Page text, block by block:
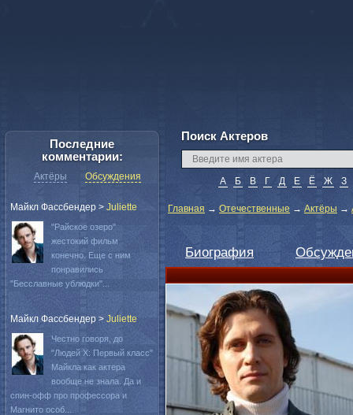
Поиск Актеров
А Б В Г Д Е Ё Ж З
Главная → Отечественные → Актёры →
Биография
Последние
комментарии:
Актёры Обсуждения
Майкл Фассбендер > Juliette
"Райское озеро"
жестокий фильм
конечно. Еще с ним
понравились
"Бесславные ублюдки"...
Майкл Фассбендер > Juliette
Честно говоря, до
"Людей Х: Первый класс"
Майкла как актера
вообще не знала. Да и
спин-офф про профессора и
Магнито особ...